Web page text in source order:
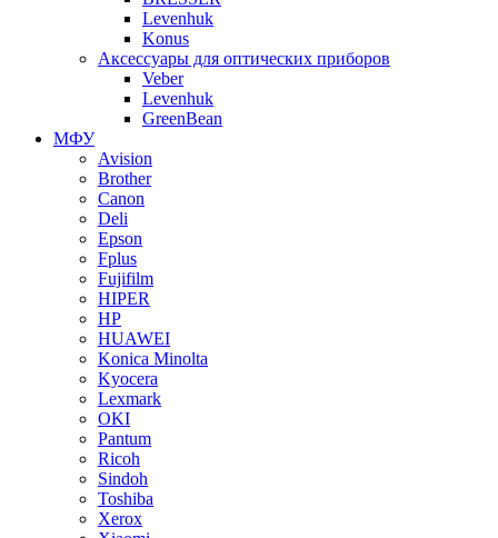
Levenhuk
Konus
Аксессуары для оптических приборов
Veber
Levenhuk
GreenBean
МФУ
Avision
Brother
Canon
Deli
Epson
Fplus
Fujifilm
HIPER
HP
HUAWEI
Konica Minolta
Kyocera
Lexmark
OKI
Pantum
Ricoh
Sindoh
Toshiba
Xerox